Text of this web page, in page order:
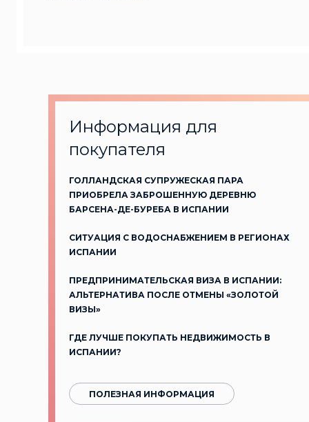
Информация для
покупателя
ГОЛЛАНДСКАЯ СУПРУЖЕСКАЯ ПАРА
ПРИОБРЕЛА ЗАБРОШЕННУЮ ДЕРЕВНЮ
БАРСЕНА-ДЕ-БУРЕБА В ИСПАНИИ
СИТУАЦИЯ С ВОДОСНАБЖЕНИЕМ В РЕГИОНАХ
ИСПАНИИ
ПРЕДПРИНИМАТЕЛЬСКАЯ ВИЗА В ИСПАНИИ:
АЛЬТЕРНАТИВА ПОСЛЕ ОТМЕНЫ «ЗОЛОТОЙ
ВИЗЫ»
ГДЕ ЛУЧШЕ ПОКУПАТЬ НЕДВИЖИМОСТЬ В
ИСПАНИИ?
ПОЛЕЗНАЯ ИНФОРМАЦИЯ